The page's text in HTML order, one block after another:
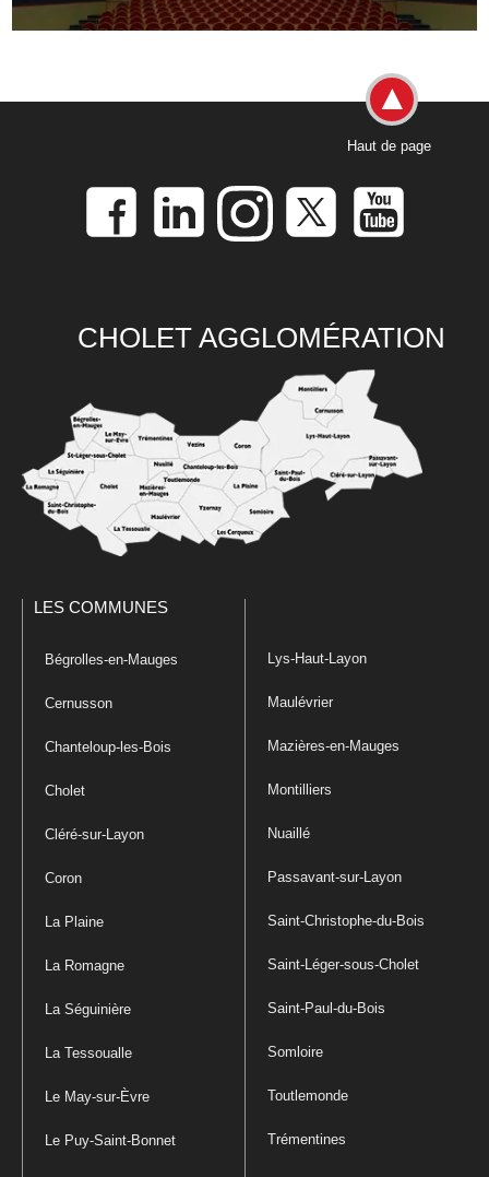
Haut de page
CHOLET AGGLOMÉRATION
LES COMMUNES
Bégrolles-en-Mauges
Cernusson
Chanteloup-les-Bois
Cholet
Cléré-sur-Layon
Coron
La Plaine
La Romagne
La Séguinière
La Tessoualle
Le May-sur-Èvre
Le Puy-Saint-Bonnet
Lys-Haut-Layon
Maulévrier
Mazières-en-Mauges
Montilliers
Nuaillé
Passavant-sur-Layon
Saint-Christophe-du-Bois
Saint-Léger-sous-Cholet
Saint-Paul-du-Bois
Somloire
Toutlemonde
Trémentines